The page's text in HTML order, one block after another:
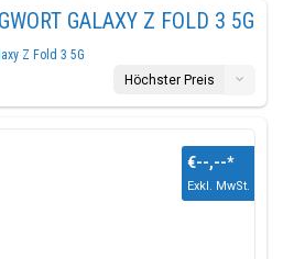
GALAXY Z FOLD 3 5G
Z Fold 3 5G
Höchster Preis
€--,--*
Exkl. MwSt.